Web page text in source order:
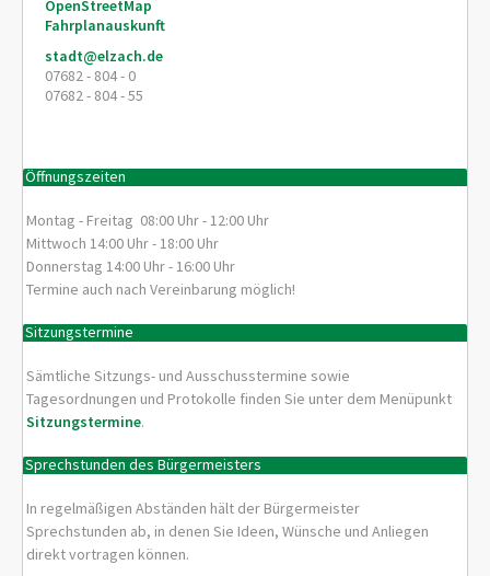
OpenStreetMap
Fahrplanauskunft
stadt@elzach.de
07682 - 804 - 0
07682 - 804 - 55
Öffnungszeiten
Montag - Freitag 08:00 Uhr - 12:00 Uhr
Mittwoch 14:00 Uhr - 18:00 Uhr
Donnerstag 14:00 Uhr - 16:00 Uhr
Termine auch nach Vereinbarung möglich!
Sitzungstermine
Sämtliche Sitzungs- und Ausschusstermine sowie
Tagesordnungen und Protokolle finden Sie unter dem Menüpunkt
Sitzungstermine.
Sprechstunden des Bürgermeisters
In regelmäßigen Abständen hält der Bürgermeister
Sprechstunden ab, in denen Sie Ideen, Wünsche und Anliegen
direkt vortragen können.